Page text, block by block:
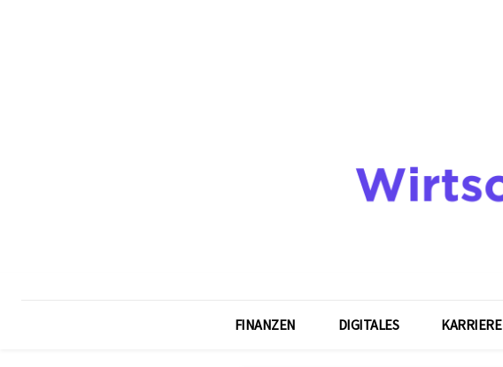
FINANZEN DIGITALES KARRIERE